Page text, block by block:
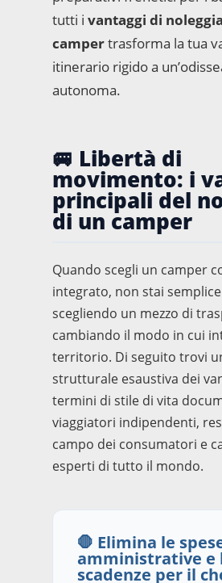
tutti i vantaggi di
campertrasforma la tua
itinerario rigido a
autonoma.
🚐 Libertà di
movimento: i
principali del
di un camper
Quando scegli un camper
integrato, non stai
scegliendo un mezzo di
cambiando il modo in cui
territorio. Di seguito trovi
strutturale esaustiva dei
termini di stile di vita
viaggiatori indipendenti,
campo dei consumatori e
esperti di tutto il mondo.
🛑 Elimina le
amministrative e
scadenze per il